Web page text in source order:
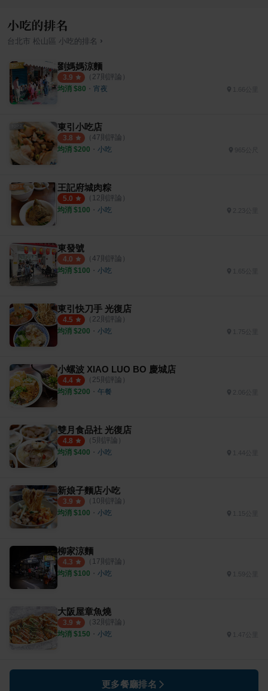
小吃的排名
台北市 松山區 小吃 的排名 ›
劉媽媽涼麵
3.9 （ 27則評論）
均消 $80 ・ 宵夜
東引小吃店
3.8 （ 47則評論）
均消 $200 ・ 小吃 965公尺
王記府城肉粽
5.0 （ 12則評論）
均消 $100 ・ 小吃
東發號
4.0 （ 47則評論）
均消 $100 ・ 小吃 1.65公里
東引快刀手 光復店
4.5 （ 22則評論）
均消 $200 ・ 小吃 1.75公里
小螺波 XIAO LUO BO 慶城店
4.4 （ 25則評論）
均消 $200 ・ 午餐
雙月食品社 光復店
4.8 （ 5則評論）
均消 $400 ・ 小吃 1.44公里
新娘子麵店小吃
3.9 （ 10則評論）
均消 $100 ・ 小吃 1.15公里
柳家涼麵
4.3 （ 17則評論）
均消 $100 ・ 小吃 1.59公里
大阪屋章魚燒
3.9 （ 32則評論）
均消 $150 ・ 小吃 1.47公里
更多餐廳排名